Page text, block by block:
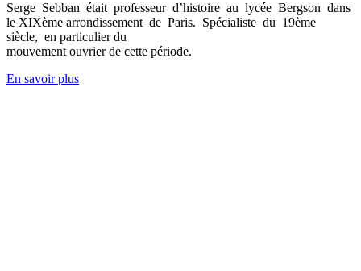
Serge Sebban était professeur d’histoire au lycée Bergson dans
le XIXème arrondissement de Paris. Spécialiste du 19ème
siècle, en particulier du
mouvement ouvrier de cette période.
En savoir plus